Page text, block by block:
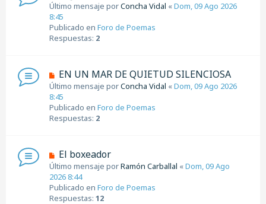
j
e
u
e
v
o
s
a
j
e
Último mensaje porConcha Vidal «Dom, 09 Ago 2026
8:45
Publicado en Foro de Poemas
Respuestas: 2
N
u
e
v
o
s
a
j
e
EN UN MAR DE QUIETUD SILENCIOSA
Último mensaje porConcha Vidal «Dom, 09 Ago 2026
8:45
Publicado en Foro de Poemas
Respuestas: 2
N
u
e
v
o
El boxeador
Último mensaje porRamón Carballal «Dom, 09 Ago
2026 8:44
Publicado en Foro de Poemas
Respuestas: 12